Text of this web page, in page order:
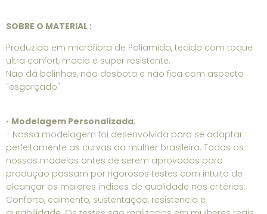
SOBRE O MATERIAL :
Produzido em microfibra de Poliamida, tecido com toque
ultra confort, macio e super resistente.
Não dá bolinhas, não desbota e não fica com aspecto
"esgarçado".
• Modelagem Personalizada;
- Nossa modelagem foi desenvolvida para se adaptar
perfeitamente as curvas da mulher brasileira. Todos os
nossos modelos antes de serem aprovados para
produção passam por rigorosos testes com intuito de
alcançar os maiores indices de qualidade nos critérios:
Conforto, caimento, sustentação, resistencia e